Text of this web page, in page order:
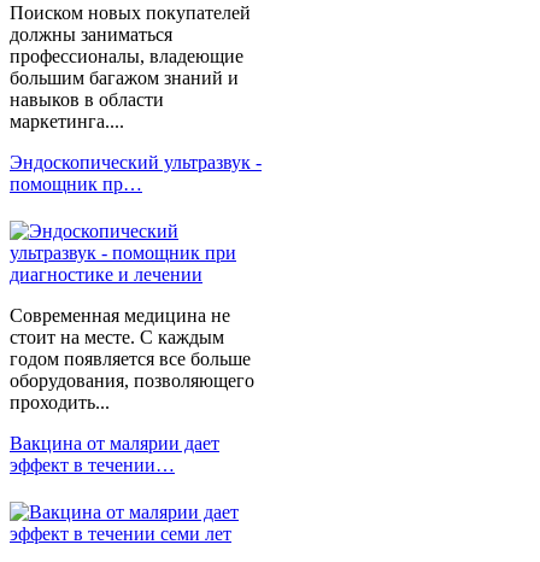
Поиском новых покупателей
должны заниматься
профессионалы, владеющие
большим багажом знаний и
навыков в области
маркетинга....
Эндоскопический ультразвук -
помощник пр…
Современная медицина не
стоит на месте. С каждым
годом появляется все больше
оборудования, позволяющего
проходить...
Вакцина от малярии дает
эффект в течении…